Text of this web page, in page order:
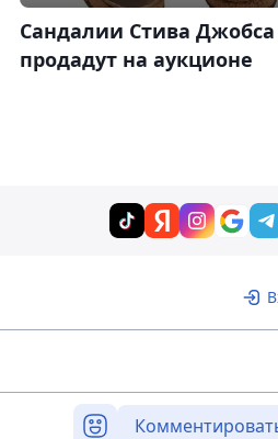
Сандалии Стива Джобса
продадут на аукционе